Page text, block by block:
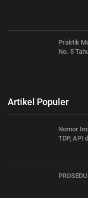
Praktik
No. 5
Artikel Populer
Nomor
TDP, API